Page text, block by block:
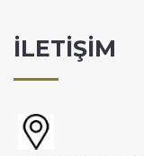
İLETİŞİM